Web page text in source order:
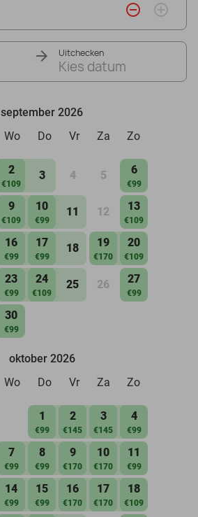
remove_circle_outline add_circle_outline
Uitchecken
Kies datum
september 2026
Wo Do Vr Za Zo
2
€109
3 4 5 6
€99
9
€109
10
€99
11 12 13
€109
16
€99
17
€99
18 19
€170
20
€109
23
€99
24
€109
25 26 27
€99
30
€99
oktober 2026
Wo Do Vr Za Zo
1
€99
2
€145
3
€145
4
€99
7
€99
8
€99
9
€170
10
€170
11
€99
14
€99
15
€99
16
€170
17
€170
18
€109